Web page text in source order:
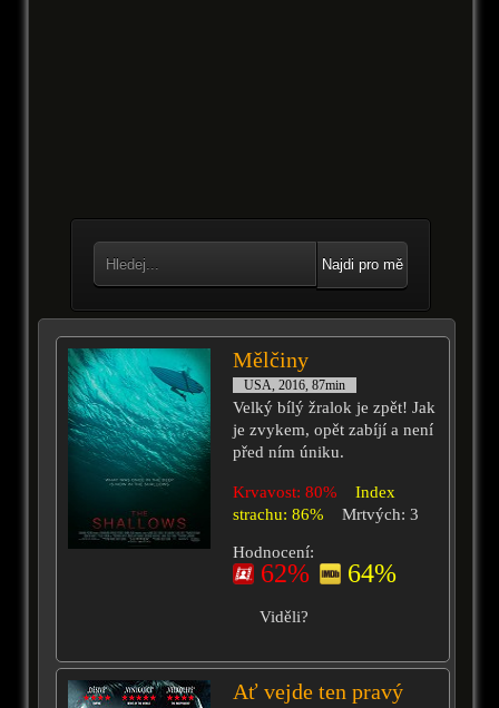
Najdi pro mě
Mělčiny
USA, 2016, 87min
Velký bílý žralok je zpět! Jak
je zvykem, opět zabíjí a není
před ním úniku.
Krvavost: 80%
Index
strachu: 86%
Mrtvých: 3
Hodnocení:
62% 64%
Viděli?
Ať vejde ten pravý